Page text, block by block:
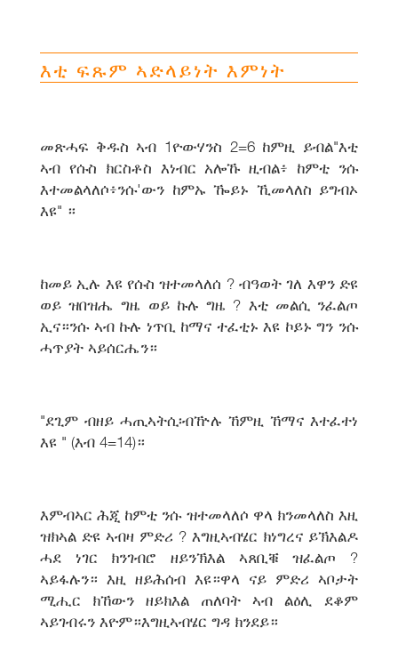
እቲ ፍጹም ኣድላይነት እምነት
መጽሓፍ ቅዱስ ኣብ 1ዮውሃንስ 2=6 ከምዚ ይብል"እቲ
ኣብ የሱስ ክርስቶስ እነብር አሎኹ ዚብል፥ ከምቲ ንሱ
እተመልላለሶ፥ንሱ'ውን ከምኡ ዀይኑ ኺመላለስ ይግብኦ
እዩ" ።
ከመይ ኢሉ እዩ የሱስ ዝተመላለሰ ? ብዓወት ገለ እዋን ድዩ
ወይ ዝበዝሔ ግዜ ወይ ኩሉ ግዜ ? እቲ መልሲ ንፈልጦ
ኢና።ንሱ ኣብ ኩሉ ነጥቢ ከማና ተፈቲኑ እዩ ኮይኑ ግን ንሱ
ሓጥያት ኣይሰርሔን።
"ደጊም ብዘይ ሓጢኣትሲ፡ብዅሉ ኸምዚ ኸማና እተፈተነ
እዩ " (እብ 4=14)።
እምብኣር ሕጂ ከምቲ ንሱ ዝተመላለሶ ዋላ ክንመላለስ እዚ
ዝክኣል ድዩ ኣብዛ ምድሪ ? እግዚኣብሄር ክነግረና ይኽእልዶ
ሓደ ነገር ክንገብሮ ዘይንኽእል ኣጸቢቑ ዝፈልጦ ?
ኣይፋሉን። እዚ ዘይሕሰብ እዩ።ዋላ ናይ ምድሪ ኣቦታት
ሚሒር ክኸውን ዘይክእል ጠለባት ኣብ ልዕሊ ደቆም
ኣይገብሩን እዮም።እግዚኣብሄር ግዳ ክንደይ።